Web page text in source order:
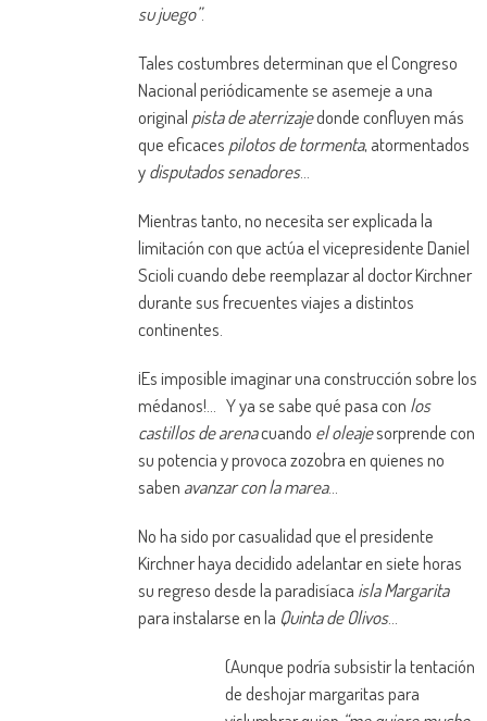
su juego”.
Tales costumbres determinan que el Congreso
Nacional periódicamente se asemeje a una
original pista de aterrizajedonde confluyen más
que eficaces pilotos de tormenta, atormentados
ydisputados senadores…
Mientras tanto, no necesita ser explicada la
limitación con que actúa el vicepresidente Daniel
Scioli cuando debe reemplazar al doctor Kirchner
durante sus frecuentes viajes a distintos
continentes.
¡Es imposible imaginar una construcción sobre los
médanos!… Y ya se sabe qué pasa con los
castillos de arenacuando el oleajesorprende con
su potencia y provoca zozobra en quienes no
saben avanzar con la marea…
No ha sido por casualidad que el presidente
Kirchner haya decidido adelantar en siete horas
su regreso desde la paradisíaca isla Margarita
para instalarse en la Quinta de Olivos…
(Aunque podría subsistir la tentación
de deshojar margaritas para